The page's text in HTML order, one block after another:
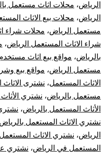
الرياض، محلات اثاث مستعمل
الرياض، محلات بيع الاثاث
مستعمل الرياض، محلات شراء
شراء الاثاث المستعمل الرياض،
بالرياض، مواقع بيع اثاث
مستعمل الرياض، مواقع بيع
الاثاث المستعمل، نشترى
مستعمل بالرياض، نشتري
الأثاث المستعمل بالرياض،
نشتري الاثاث المستعمل بالرياض
الرياض، نشتري الاثاث
المستعمل في الرياض، نشتري